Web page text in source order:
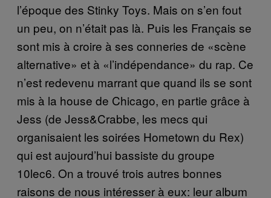
l’époque des Stinky Toys. Mais on s’en fout
un peu, on n’était pas là. Puis les Français se
sont mis à croire à ses conneries de «scène
alternative» et à «l’indépendance» du rap. Ce
n’est redevenu marrant que quand ils se sont
mis à la house de Chicago, en partie grâce à
Jess (de Jess&Crabbe, les mecs qui
organisaient les soirées Hometown du Rex)
qui est aujourd’hui bassiste du groupe
10lec6. On a trouvé trois autres bonnes
raisons de nous intéresser à eux: leur album